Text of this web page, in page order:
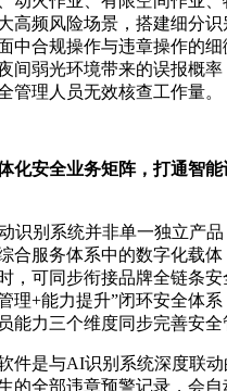
高频风险场景，搭建细分
中合规操作与违章操作的
间弱光环境带来的误报概
管理人员无效核查工作量。
化安全业务矩阵，打通智
识别系统并非单一独立产
合服务体系中的数字化载
，可同步衔接品牌全链条
理+能力提升”闭环安全体
能力三个维度同步完善安全
件是与AI识别系统深度联
的全部违章预警记录，会